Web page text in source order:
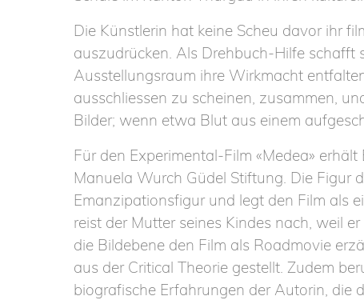
Die Künstlerin hat keine Scheu davor ihr
auszudrücken. Als Drehbuch-Hilfe schafft
Ausstellungsraum ihre Wirkmacht
ausschliessen zu scheinen, zusammen,
Bilder; wenn etwa Blut aus einem
Für den Experimental-Film «Medea»
Manuela Wurch Güdel Stiftung. Die Figur
Emanzipationsfigur und legt den Film als
reist der Mutter seines Kindes nach, weil
die Bildebene den Film als Roadmovie
aus der Critical Theorie gestellt. Zudem
biografische Erfahrungen der Autorin, die